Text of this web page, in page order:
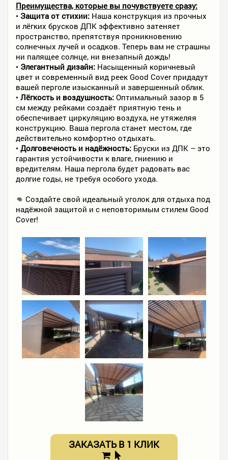
Преимущества, которые вы почувствуете сразу:
• Защита от стихии: Наша конструкция из прочных
и лёгких брусков ДПК эффективно затеняет
пространство, препятствуя проникновению
солнечных лучей и осадков. Теперь вам не страшны
ни палящее солнце, ни внезапный дождь!
• Элегантный дизайн: Насыщенный коричневый
цвет и современный вид реек Good Cover придадут
вашей перголе изысканный и завершенный облик.
• Лёгкость и воздушность: Оптимальный зазор в 5
см между рейками создаёт приятную тень и
обеспечивает циркуляцию воздуха, не утяжеляя
конструкцию. Ваша пергола станет местом, где
действительно комфортно отдыхать.
• Долговечность и надёжность: Бруски из ДПК – это
гарантия устойчивости к влаге, гниению и
вредителям. Наша пергола будет радовать вас
долгие годы, не требуя особого ухода.
👊 Создайте свой идеальный уголок для отдыха под
надёжной защитой и с неповторимым стилем Good
Cover!
ЗАКАЗАТЬ В 1 КЛИК